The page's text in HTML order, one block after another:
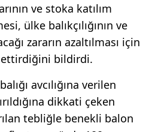
ve stoka katılım
ülke balıkçılığının ve
zararın azaltılması için
ettirdiğini bildirdi.
avcılığına verilen
dikkati çeken
tebliğle benekli balon